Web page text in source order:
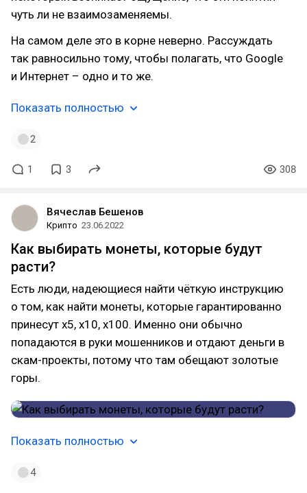
чуть ли не взаимозаменяемы.
На самом деле это в корне неверно. Рассуждать
так равносильно тому, чтобы полагать, что Google
и Интернет – одно и то же.
Показать полностью
2
1 3 308
Вячеслав Бешенов
Крипто 23.06.2022
Как выбирать монеты, которые будут
расти?
Есть люди, надеющиеся найти чёткую инструкцию
о том, как найти монеты, которые гарантированно
принесут х5, х10, х100. Именно они обычно
попадаются в руки мошенников и отдают деньги в
скам-проекты, потому что там обещают золотые
горы.
Показать полностью
4